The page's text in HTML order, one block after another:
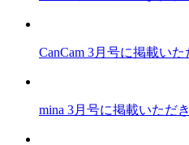
CanCam 3月号に掲載い
mina 3月号に掲載いただ